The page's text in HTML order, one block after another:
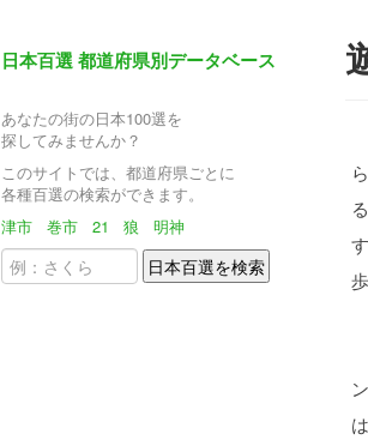
日本百選 都道府県別データベース
あなたの街の日本100選を
探してみませんか？
このサイトでは、都道府県ごとに
各種百選の検索ができます。
津市
巻市 21 狼 明神